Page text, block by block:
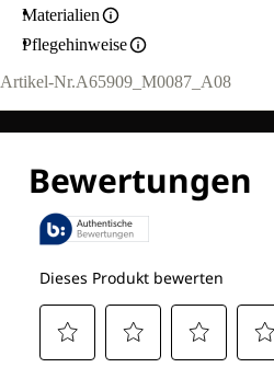
Materialien
Pflegehinweise
Artikel-Nr.A65909_M0087_A08